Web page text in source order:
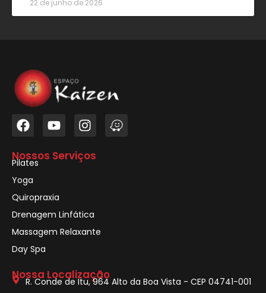
22 de junho de 2026
Nossos Serviços
Pilates
Yoga
Quiropraxia
Drenagem Linfática
Massagem Relaxante
Day Spa
Nossa Localização
R. Conde de Itu, 964 Alto da Boa Vista - CEP 04741-001